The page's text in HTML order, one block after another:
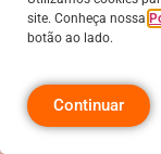
site. Conheça nossa
botão ao lado.
Continuar